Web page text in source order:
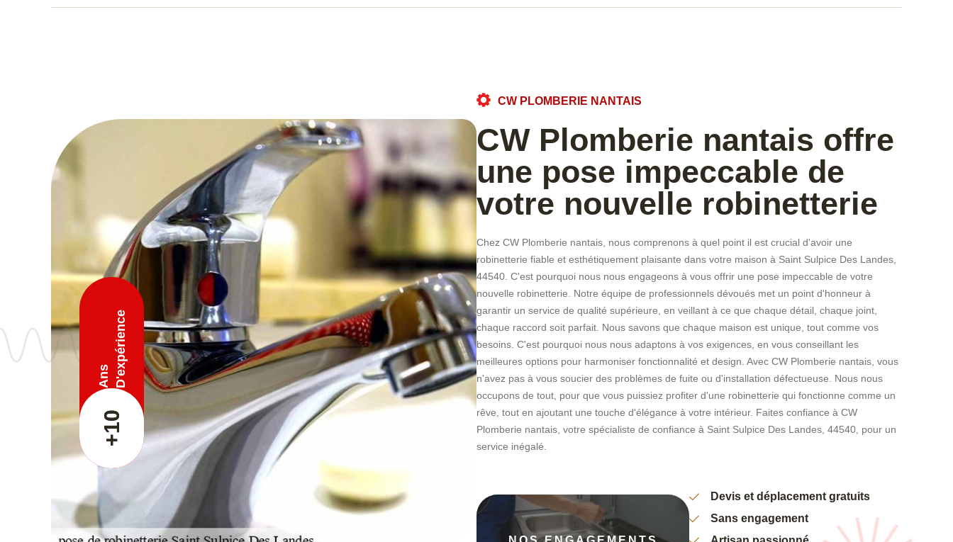
+10
Ans D'expérience
CW PLOMBERIE NANTAIS
CW Plomberie nantais offre
une pose impeccable de
votre nouvelle robinetterie
Chez CW Plomberie nantais, nous comprenons à quel point il est crucial d'avoir une
robinetterie fiable et esthétiquement plaisante dans votre maison à Saint Sulpice Des Landes,
44540. C'est pourquoi nous nous engageons à vous offrir une pose impeccable de votre
nouvelle robinetterie. Notre équipe de professionnels dévoués met un point d'honneur à
garantir un service de qualité supérieure, en veillant à ce que chaque détail, chaque joint,
chaque raccord soit parfait. Nous savons que chaque maison est unique, tout comme vos
besoins. C'est pourquoi nous nous adaptons à vos exigences, en vous conseillant les
meilleures options pour harmoniser fonctionnalité et design. Avec CW Plomberie nantais, vous
n'avez pas à vous soucier des problèmes de fuite ou d'installation défectueuse. Nous nous
occupons de tout, pour que vous puissiez profiter d'une robinetterie qui fonctionne comme un
rêve, tout en ajoutant une touche d'élégance à votre intérieur. Faites confiance à CW
Plomberie nantais, votre spécialiste de confiance à Saint Sulpice Des Landes, 44540, pour un
service inégalé.
Devis et déplacement gratuits
Sans engagement